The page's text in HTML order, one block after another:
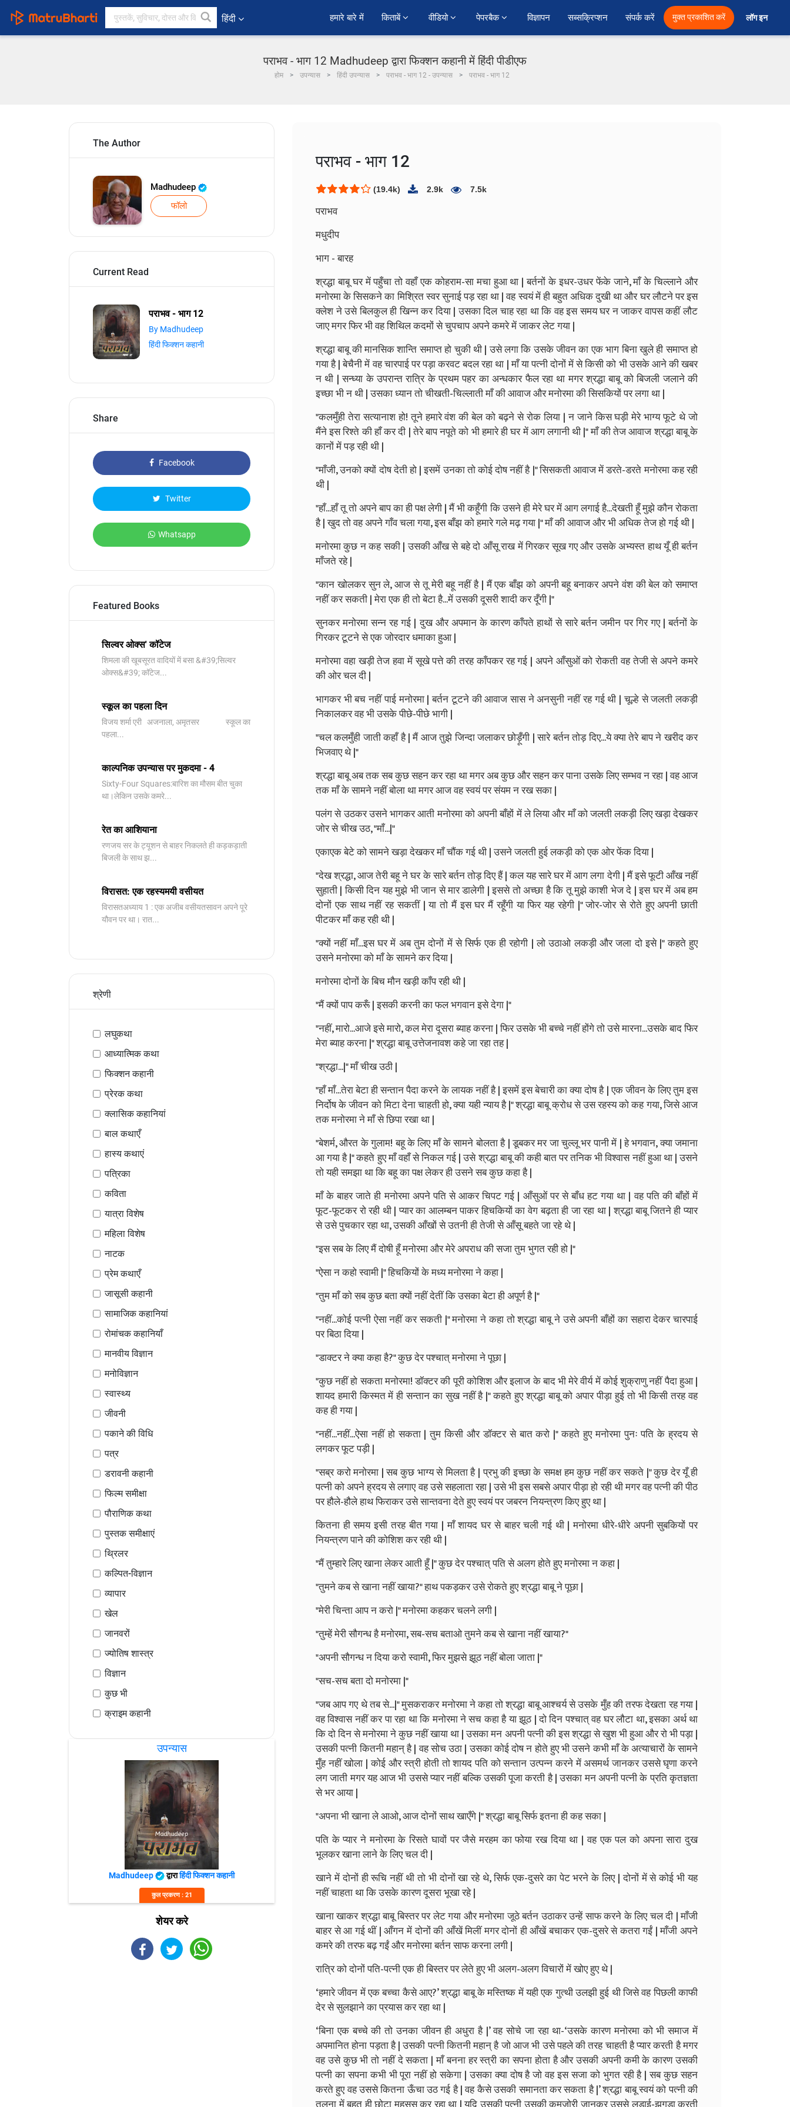
हिंदी हमारे बारे में किताबें वीडियो पेपरबैक विज्ञापन सब्सक्रिप्शन संपर्क करें मुक्त प्रकाशित करें लॉग इन
पराभव - भाग 12 Madhudeep द्वारा फिक्शन कहानी में हिंदी पीडीएफ
होम उपन्यास हिंदी उपन्यास पराभव - भाग 12 - उपन्यास पराभव - भाग 12
The Author
Madhudeep
फॉलो
Current Read
पराभव - भाग 12
By Madhudeep
हिंदी फिक्शन कहानी
Share
Facebook
Twitter
Whatsapp
Featured Books
सिल्वर ओक्स' कॉटेज
शिमला की खूबसूरत वादियों में बसा &#39;सिल्वर
ओक्स&#39; कॉटेज...
स्कूल का पहला दिन
विजय शर्मा एरी अजनाला, अमृतसर स्कूल का
पहला...
काल्पनिक उपन्यास पर मुकदमा - 4
Sixty-Four Squares:बारिश का मौसम बीत चुका
था।लेकिन उसके कमरे...
रेत का आशियाना
रणजय सर के ट्यूशन से बाहर निकलते ही कड़कड़ाती
बिजली के साथ झ...
विरासत: एक रहस्यमयी वसीयत
विरासतअध्याय 1 : एक अजीब वसीयतसावन अपने पूरे
यौवन पर था। रात...
श्रेणी
लघुकथा
आध्यात्मिक कथा
फिक्शन कहानी
प्रेरक कथा
क्लासिक कहानियां
बाल कथाएँ
हास्य कथाएं
पत्रिका
कविता
यात्रा विशेष
महिला विशेष
नाटक
प्रेम कथाएँ
जासूसी कहानी
सामाजिक कहानियां
रोमांचक कहानियाँ
मानवीय विज्ञान
मनोविज्ञान
स्वास्थ्य
जीवनी
पकाने की विधि
पत्र
डरावनी कहानी
फिल्म समीक्षा
पौराणिक कथा
पुस्तक समीक्षाएं
थ्रिलर
कल्पित-विज्ञान
व्यापार
खेल
जानवरों
ज्योतिष शास्त्र
विज्ञान
कुछ भी
क्राइम कहानी
उपन्यास
Madhudeep द्वाराहिंदी फिक्शन कहानी
कुल प्रकरण : 21
शेयर करे
पराभव - भाग 12
(19.4k) 2.9k 7.5k
पराभव
मधुदीप
भाग - बारह
श्रद्धा बाबू घर में पहुँचा तो वहाँ एक कोहराम-सा मचा हुआ था | बर्तनों के इधर-उधर फेंके जाने, माँ के चिल्लाने और
मनोरमा के सिसकने का मिश्रित स्वर सुनाई पड़ रहा था | वह स्वयं में ही बहुत अधिक दुखी था और घर लौटने पर इस
क्लेश ने उसे बिलकुल ही खिन्न कर दिया | उसका दिल चाह रहा था कि वह इस समय घर न जाकर वापस कहीं लौट
जाए मगर फिर भी वह शिथिल कदमों से चुपचाप अपने कमरे में जाकर लेट गया |
श्रद्धा बाबू की मानसिक शान्ति समाप्त हो चुकी थी | उसे लगा कि उसके जीवन का एक भाग बिना खुले ही समाप्त हो
गया है | बेचैनी में वह चारपाई पर पड़ा करवट बदल रहा था | माँ या पत्नी दोनों में से किसी को भी उसके आने की खबर
न थी | सन्ध्या के उपरान्त रात्रि के प्रथम पहर का अन्धकार फैल रहा था मगर श्रद्धा बाबू को बिजली जलाने की
इच्छा भी न थी | उसका ध्यान तो चीखती-चिल्लाती माँ की आवाज और मनोरमा की सिसकियों पर लगा था |
"कलमुँही तेरा सत्यानाश हो! तूने हमारे वंश की बेल को बढ़ने से रोक लिया | न जाने किस घड़ी मेरे भाग्य फूटे थे जो
मैंने इस रिश्ते की हाँ कर दी | तेरे बाप नपूते को भी हमारे ही घर में आग लगानी थी |" माँ की तेज आवाज श्रद्धा बाबू के
कानों में पड़ रही थी |
"माँजी, उनको क्यों दोष देती हो | इसमें उनका तो कोई दोष नहीं है |" सिसकती आवाज में डरते-डरते मनोरमा कह रही
थी |
"हाँ...हाँ तू तो अपने बाप का ही पक्ष लेगी | मैं भी कहूँगी कि उसने ही मेरे घर में आग लगाई है...देखती हूँ मुझे कौन रोकता
है | खुद तो वह अपने गाँव चला गया, इस बाँझ को हमारे गले मढ़ गया |" माँ की आवाज और भी अधिक तेज हो गई थी |
मनोरमा कुछ न कह सकी | उसकी आँख से बहे दो आँसू राख में गिरकर सूख गए और उसके अभ्यस्त हाथ यूँ ही बर्तन
माँजते रहे |
"कान खोलकर सुन ले, आज से तू मेरी बहू नहीं है | मैं एक बाँझ को अपनी बहू बनाकर अपने वंश की बेल को समाप्त
नहीं कर सकती | मेरा एक ही तो बेटा है...में उसकी दूसरी शादी कर दूँगी |"
सुनकर मनोरमा सन्न रह गई | दुख और अपमान के कारण काँपते हाथों से सारे बर्तन जमीन पर गिर गए | बर्तनों के
गिरकर टूटने से एक जोरदार धमाका हुआ |
मनोरमा वहा खड़ी तेज हवा में सूखे पत्ते की तरह काँपकर रह गई | अपने आँसुओं को रोकती वह तेजी से अपने कमरे
की ओर चल दी |
भागकर भी बच नहीं पाई मनोरमा | बर्तन टूटने की आवाज सास ने अनसुनी नहीं रह गई थी | चूल्हे से जलती लकड़ी
निकालकर वह भी उसके पीछे-पीछे भागी |
"चल कलमुँही जाती कहाँ है | मैं आज तुझे जिन्दा जलाकर छोड़ूँगी | सारे बर्तन तोड़ दिए...ये क्या तेरे बाप ने खरीद कर
भिजवाए थे |"
श्रद्धा बाबू अब तक सब कुछ सहन कर रहा था मगर अब कुछ और सहन कर पाना उसके लिए सम्भव न रहा | वह आज
तक माँ के सामने नहीं बोला था मगर आज वह स्वयं पर संयम न रख सका |
पलंग से उठकर उसने भागकर आती मनोरमा को अपनी बाँहों में ले लिया और माँ को जलती लकड़ी लिए खड़ा देखकर
जोर से चीख उठ, "माँ...|"
एकाएक बेटे को सामने खड़ा देखकर माँ चौंक गई थी | उसने जलती हुई लकड़ी को एक ओर फेंक दिया |
"देख श्रद्धा, आज तेरी बहू ने घर के सारे बर्तन तोड़ दिए हैं | कल यह सारे घर में आग लगा देगी | मैं इसे फूटी आँख नहीं
सुहाती | किसी दिन यह मुझे भी जान से मार डालेगी | इससे तो अच्छा है कि तू मुझे काशी भेज दे | इस घर में अब हम
दोनों एक साथ नहीं रह सकतीं | या तो मैं इस घर मैं रहूँगी या फिर यह रहेगी |" जोर-जोर से रोते हुए अपनी छाती
पीटकर माँ कह रही थी |
"क्यों नहीं माँ...इस घर में अब तुम दोनों में से सिर्फ एक ही रहोगी | लो उठाओ लकड़ी और जला दो इसे |" कहते हुए
उसने मनोरमा को माँ के सामने कर दिया |
मनोरमा दोनों के बिच मौन खड़ी काँप रही थी |
"मैं क्यों पाप करूँ | इसकी करनी का फल भगवान इसे देगा |"
"नहीं, मारो...आजे इसे मारो, कल मेरा दूसरा ब्याह करना | फिर उसके भी बच्चे नहीं होंगे तो उसे मारना...उसके बाद फिर
मेरा ब्याह करना |" श्रद्धा बाबू उत्तेजनावश कहे जा रहा तह |
"श्रद्धा...|" माँ चीख उठी |
"हाँ माँ...तेरा बेटा ही सन्तान पैदा करने के लायक नहीं है | इसमें इस बेचारी का क्या दोष है | एक जीवन के लिए तुम इस
निर्दोष के जीवन को मिटा देना चाहती हो, क्या यही न्याय है |" श्रद्धा बाबू क्रोध से उस रहस्य को कह गया, जिसे आज
तक मनोरमा ने माँ से छिपा रखा था |
"बेशर्म, औरत के गुलाम! बहू के लिए माँ के सामने बोलता है | डूबकर मर जा चुल्लू भर पानी में | हे भगवान, क्या जमाना
आ गया है |" कहते हुए माँ वहाँ से निकल गई | उसे श्रद्धा बाबू की कही बात पर तनिक भी विश्वास नहीं हुआ था | उसने
तो यही समझा था कि बहू का पक्ष लेकर ही उसने सब कुछ कहा है |
माँ के बाहर जाते ही मनोरमा अपने पति से आकर चिपट गई | आँसुओं पर से बाँध हट गया था | वह पति की बाँहों में
फूट-फूटकर रो रही थी | प्यार का आलम्बन पाकर हिचकियों का वेग बढ़ता ही जा रहा था | श्रद्धा बाबू जितने ही प्यार
से उसे पुचकार रहा था, उसकी आँखों से उतनी ही तेजी से आँसू बहते जा रहे थे |
"इस सब के लिए मैं दोषी हूँ मनोरमा और मेरे अपराध की सजा तुम भुगत रही हो |"
"ऐसा न कहो स्वामी |" हिचकियों के मध्य मनोरमा ने कहा |
"तुम माँ को सब कुछ बता क्यों नहीं देतीं कि उसका बेटा ही अपूर्ण है |"
"नहीं...कोई पत्नी ऐसा नहीं कर सकती |" मनोरमा ने कहा तो श्रद्धा बाबू ने उसे अपनी बाँहों का सहारा देकर चारपाई
पर बिठा दिया |
"डाक्टर ने क्या कहा है?" कुछ देर पश्चात् मनोरमा ने पूछा |
"कुछ नहीं हो सकता मनोरमा! डॉक्टर की पूरी कोशिश और इलाज के बाद भी मेरे वीर्य में कोई शुक्राणु नहीं पैदा हुआ |
शायद हमारी किस्मत में ही सन्तान का सुख नहीं है |" कहते हुए श्रद्धा बाबू को अपार पीड़ा हुई तो भी किसी तरह वह
कह ही गया |
"नहीं...नहीं...ऐसा नहीं हो सकता | तुम किसी और डॉक्टर से बात करो |" कहते हुए मनोरमा पुनः पति के ह्रदय से
लगकर फूट पड़ी |
"सब्र करो मनोरमा | सब कुछ भाग्य से मिलता है | प्रभु की इच्छा के समक्ष हम कुछ नहीं कर सकते |" कुछ देर यूँ ही
पत्नी को अपने ह्रदय से लगाए वह उसे सहलाता रहा | उसे भी इस सबसे अपार पीड़ा हो रही थी मगर वह पत्नी की पीठ
पर हौले-हौले हाथ फिराकर उसे सान्तवना देते हुए स्वयं पर जबरन नियन्त्रण किए हुए था |
कितना ही समय इसी तरह बीत गया | माँ शायद घर से बाहर चली गई थी | मनोरमा धीरे-धीरे अपनी सुबकियों पर
नियन्त्रण पाने की कोशिश कर रही थी |
"मैं तुम्हारे लिए खाना लेकर आती हूँ |" कुछ देर पश्चात् पति से अलग होते हुए मनोरमा न कहा |
"तुमने कब से खाना नहीं खाया?" हाथ पकड़कर उसे रोकते हुए श्रद्धा बाबू ने पूछा |
"मेरी चिन्ता आप न करो |" मनोरमा कहकर चलने लगी |
"तुम्हें मेरी सौगन्ध है मनोरमा, सब-सच बताओ तुमने कब से खाना नहीं खाया?"
"अपनी सौगन्ध न दिया करो स्वामी, फिर मुझसे झूठ नहीं बोला जाता |"
"सच-सच बता दो मनोरमा |"
"जब आप गए थे तब से...|" मुसकराकर मनोरमा ने कहा तो श्रद्धा बाबू आश्चर्य से उसके मुँह की तरफ देखता रह गया |
वह विश्वास नहीं कर पा रहा था कि मनोरमा ने सच कहा है या झूठ | दो दिन पश्चात् वह घर लौटा था, इसका अर्थ था
कि दो दिन से मनोरमा ने कुछ नहीं खाया था | उसका मन अपनी पत्नी की इस श्रद्धा से खुश भी हुआ और रो भी पड़ा |
उसकी पत्नी कितनी महान् है | वह सोच उठा | उसका कोई दोष न होते हुए भी उसने कभी माँ के अत्याचारों के सामने
मुँह नहीं खोला | कोई और स्त्री होती तो शायद पति को सन्तान उत्पन्न करने में असमर्थ जानकर उससे घृणा करने
लग जाती मगर यह आज भी उससे प्यार नहीं बल्कि उसकी पूजा करती है | उसका मन अपनी पत्नी के प्रति कृतज्ञता
से भर आया |
"अपना भी खाना ले आओ, आज दोनों साथ खाएँगे |" श्रद्धा बाबू सिर्फ इतना ही कह सका |
पति के प्यार ने मनोरमा के रिसते घावों पर जैसे मरहम का फोया रख दिया था | वह एक पल को अपना सारा दुख
भूलकर खाना लाने के लिए चल दी |
खाने में दोनों ही रूचि नहीं थी तो भी दोनों खा रहे थे, सिर्फ एक-दुसरे का पेट भरने के लिए | दोनों में से कोई भी यह
नहीं चाहता था कि उसके कारण दूसरा भूखा रहे |
खाना खाकर श्रद्धा बाबू बिस्तर पर लेट गया और मनोरमा जूठे बर्तन उठाकर उन्हें साफ करने के लिए चल दी | माँजी
बाहर से आ गई थीं | आँगन में दोनों की आँखें मिलीं मगर दोनों ही आँखें बचाकर एक-दुसरे से कतरा गईं | माँजी अपने
कमरे की तरफ बढ़ गईं और मनोरमा बर्तन साफ करना लगी |
रात्रि को दोनों पति-पत्नी एक ही बिस्तर पर लेते हुए भी अलग-अलग विचारों में खोए हुए थे |
‘हमारे जीवन में एक बच्चा कैसे आए?’ श्रद्धा बाबू के मस्तिष्क में यही एक गुत्थी उलझी हुई थी जिसे वह पिछली काफी
देर से सुलझाने का प्रयास कर रहा था |
‘बिना एक बच्चे की तो उनका जीवन ही अधुरा है |’ वह सोचे जा रहा था-‘उसके कारण मनोरमा को भी समाज में
अपमानित होना पड़ता है | उसकी पत्नी कितनी महान् है जो आज भी उसे पहले की तरह चाहती है प्यार करती है मगर
वह उसे कुछ भी तो नहीं दे सकता | माँ बनना हर स्त्री का सपना होता है और उसकी अपनी कमी के कारण उसकी
पत्नी का सपना कभी भी पूरा नहीं हो सकेगा | उसका क्या दोष है जो वह इस सजा को भुगत रही है | सब कुछ सहन
करते हुए वह उससे कितना ऊँचा उठ गई है | वह कैसे उसकी समानता कर सकता है |’ श्रद्धा बाबू स्वयं को पत्नी की